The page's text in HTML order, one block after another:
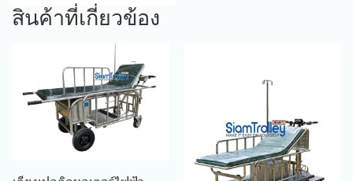
สินค้าที่เกี่ยวข้อง